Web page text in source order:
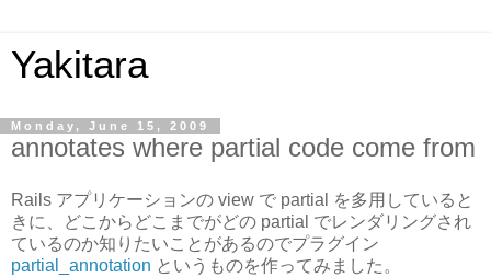
Yakitara
Monday, June 15, 2009
annotates where partial code come from
Rails アプリケーションの view で partial を多用していると
きに、どこからどこまでがどの partial でレンダリングされ
ているのか知りたいことがあるのでプラグイン
partial_annotation というものを作ってみました。